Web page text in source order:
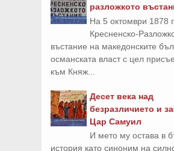
разложкото
На 5 октомври 1878
Кресненско-
въстание на македонските
османската власт с цел
към Княж...
Десет века над
безразличието и
Цар Самуил
И мето му остава в
история като синоним на